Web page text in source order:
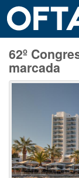
62º
marcada